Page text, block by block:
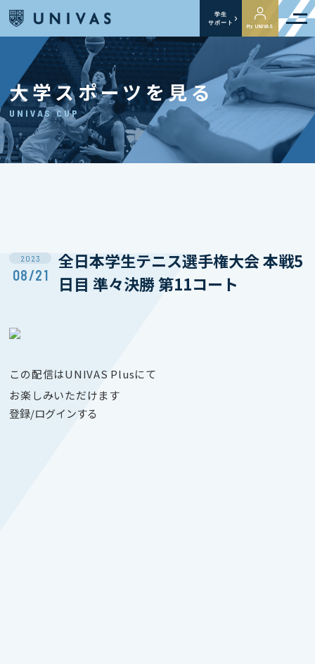
学生
サポート
My UNIVAS
大学スポーツを見る
UNIVAS CUP
2023
08/21
全日本学生テニス選手権大会 本戦5
日目 準々決勝 第11コート
この配信はUNIVAS Plusにて
お楽しみいただけます
登録/ログインする